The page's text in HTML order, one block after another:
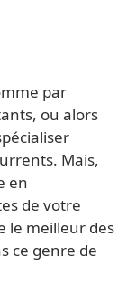
par
ou alors
Mais,
en
de votre
le meilleur des
ce genre de